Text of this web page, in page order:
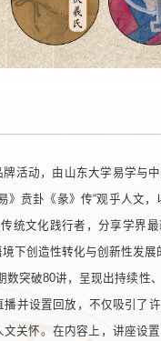
活动，由山东大学易学与
贲卦《彖》传“观乎人文，
统文化践行者，分享学界
下创造性转化与创新性发展
数突破80讲，呈现出持续性
并设置回放，不仅吸引了
关怀。在内容上，讲座设